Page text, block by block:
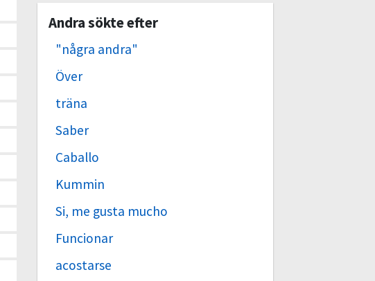
Andra sökte efter
"några andra"
Över
träna
Saber
Caballo
Kummin
Si, me gusta mucho
Funcionar
acostarse